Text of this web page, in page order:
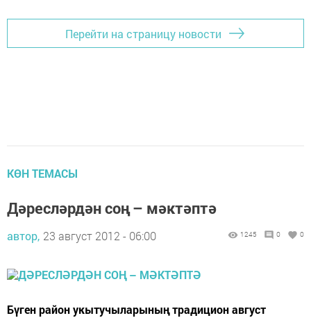
Перейти на страницу новости
КӨН ТЕМАСЫ
Дәресләрдән соң – мәктәптә
автор, 23 август 2012 - 06:00 1245 0 0
Бүген район укытучыларының традицион август